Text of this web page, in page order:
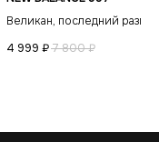
Великан, последний
4 999 ₽7 800₽